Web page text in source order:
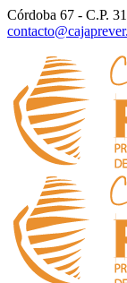
Córdoba 67 - C.P.